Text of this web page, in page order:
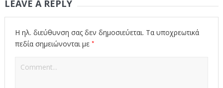
LEAVE A REPLY
Η ηλ. διεύθυνση σας δεν δημοσιεύεται. Τα υποχρεωτικά
πεδία σημειώνονται με *